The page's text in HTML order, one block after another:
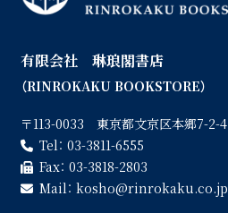
有限会社 琳琅閣書店
（RINROKAKU BOOKSTORE）
〒113-0033 東京都文京区本郷7-2-4
Tel： 03-3811-6555
Fax： 03-3818-2803
Mail： kosho
rinrokaku.co.jp